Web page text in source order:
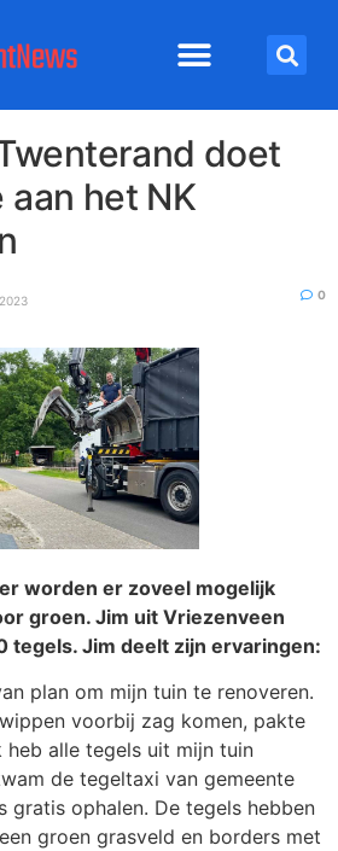
doet
aan het NK
0
worden er zoveel mogelijk
groen. Jim uit Vriezenveen
tegels. Jim deelt zijn ervaringen:
plan om mijn tuin te renoveren.
voorbij zag komen, pakte
heb alle tegels uit mijn tuin
de tegeltaxi van gemeente
gratis ophalen. De tegels hebben
groen grasveld en borders met